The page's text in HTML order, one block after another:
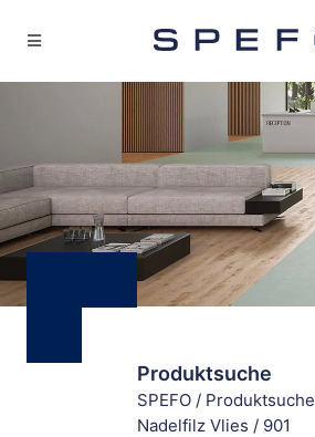
Produktsuche
SPEFO / Produktsuche
Nadelfilz Vlies / 901